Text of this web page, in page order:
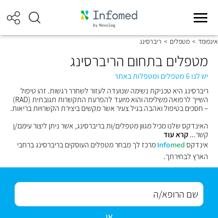
אינפומד > מטפלים > ריברסינג
מטפלים בתחום הריברסינג
יש לנו 6 מטפלים ומטפלות באתר
ריברסינג היא טכניקת נשימה שנועדה לעזור לשחרר רגשות. זהו טיפול
השייך לרפואה משלימה
והוא מיועד להפרעת התקשרות תגובתית (RAD)
– חסכים בטיפול ואהבה בגיל צעיר אשר מקשים ביצירת הקשרויות בריאות.
האינדקס שלנו מכיל מגוון מטפלים/ות בריברסינג, אשר ניתן ליצור עימם/ן
קשר...קרא עוד
אינדקס
Infomed
מרכז לך מבחר מטפלים העוסקים בריברסינג ברחבי
הארץ לבחירתך.